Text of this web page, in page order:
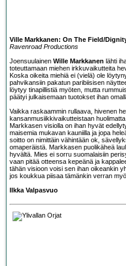
Ville Markkanen: On The Field/
Ravenroad Productions
Joensuulainen Wille Markkanen lähti
toteuttamaan miehen irkkuvaikutteita
Koska oikeita miehiä ei (vielä) ole
pahvikansiin pakatun paribiisisen
löytyy tinapillistiä myöten, mutta
päätyi julkaisemaan tuotokset ihan
Vaikka raskaammin rullaava, hivenen
kansanmusiikkivaikutteistaan
Markkasen visiolla on ihan hyvät
maisemia mukavan kauniilla ja jopa
soitto on nimittäin vähintään ok,
omaperäistä. Markkasen puolikäheä
hyvältä. Mies ei sorru suomalaisiin
vaan pitää otteensa kepeänä ja
tähän visioon voisi sen ihan oikeankin
jos koukkua piisaa tämänkin verran
Ilkka Valpasvuo